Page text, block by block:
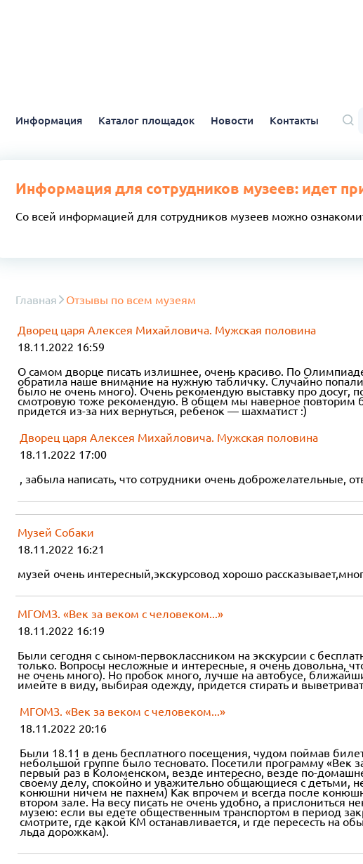
Информация Каталог площадок Новости Контакты
Информация для сотрудников музеев: идет
Со всей информацией для сотрудников музеев можно
Главная Отзывы по всем музеям
Дворец царя Алексея Михайловича. Мужская половина
18.11.2022 16:59
О самом дворце писать излишнее, очень красиво. По
обратила наше внимание на нужную табличку. Случайно
было не очень много). Очень рекомендую выставку про досуг,
смотровую тоже рекомендую. В общем мы наверное повторим
придется из-за них вернуться, ребенок — шахматист :)
Дворец царя Алексея Михайловича. Мужская половина
18.11.2022 17:00
, забыла написать, что сотрудники очень доброжелательные,
Музей Собаки
18.11.2022 16:21
музей очень интересный,экскурсовод хорошо
МГОМЗ. «Век за веком с человеком...»
18.11.2022 16:19
Были сегодня с сыном-первоклассником на экскурсии с
только. Вопросы несложные и интересные, я очень довольна,
не очень много). Но пробок много, лучше на автобусе,
имейте в виду, выбирая одежду, придется стирать и
МГОМЗ. «Век за веком с человеком...»
18.11.2022 20:16
Были 18.11 в день бесплатного посещения, чудом поймав
небольшой группе было тесновато. Посетили программу «Век
первый раз в Коломенском, везде интересно, везде по-
своему делу, спокойно и уважительно общающиеся с детьми,
конюшни ничем не пахнем) Как впрочем и всегда после
втором зале. На весу писать не очень удобно, а прислониться
музею: если вы едете общественным транспортом в период
смотрите, где какой КМ останавливается, и где пересесть на
льда дорожкам).